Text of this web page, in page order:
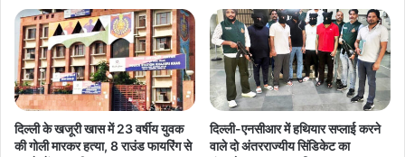
दिल्ली के खजूरी खास में 23 वर्षीय युवक
की गोली मारकर हत्या, 8 राउंड फायरिंग से
दिल्ली-एनसीआर में हथियार सप्लाई करने
वाले दो अंतरराज्यीय सिंडिकेट का